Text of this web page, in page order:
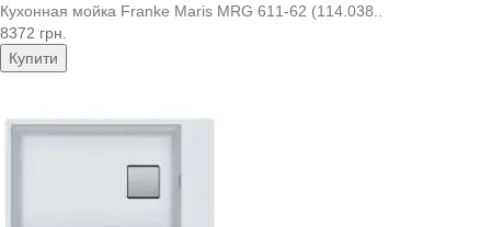
Кухонная мойка Franke Maris MRG 611-62 (114.038..
8372 грн.
Купити